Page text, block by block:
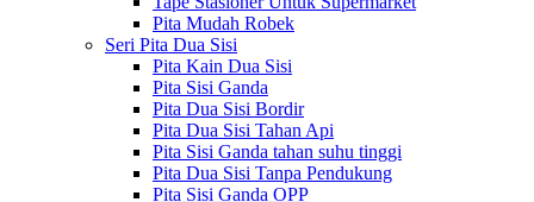
Pita Mudah Robek
Seri Pita Dua Sisi
Pita Kain Dua Sisi
Pita Sisi Ganda
Pita Dua Sisi Bordir
Pita Dua Sisi Tahan Api
Pita Sisi Ganda tahan suhu tinggi
Pita Dua Sisi Tanpa Pendukung
Pita Sisi Ganda OPP